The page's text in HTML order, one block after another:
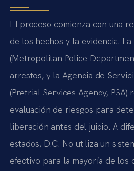
El proceso comienza con una
de los hechos y la evidencia.
(Metropolitan Police
arrestos, y la Agencia de
(Pretrial Services Agency, PSA)
evaluación de riesgos para
liberación antes del juicio. A
estados, D.C. No utiliza un
efectivo para la mayoría de los